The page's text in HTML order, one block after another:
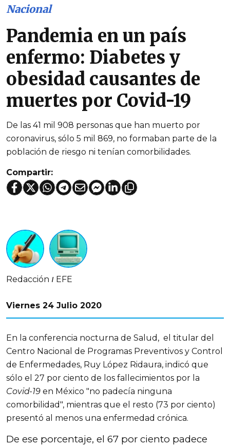
Nacional
Pandemia en un país
enfermo: Diabetes y
obesidad causantes de
muertes por Covid-19
De las 41 mil 908 personas que han muerto por
coronavirus, sólo 5 mil 869, no formaban parte de la
población de riesgo ni tenían comorbilidades.
Compartir:
Redacción | EFE
Viernes 24 Julio 2020
En la conferencia nocturna de Salud, el titular del
Centro Nacional de Programas Preventivos y Control
de Enfermedades, Ruy López Ridaura, indicó que
sólo el 27 por ciento de los fallecimientos por la
Covid-19 en México "no padecía ninguna
comorbilidad", mientras que el resto (73 por ciento)
presentó al menos una enfermedad crónica.
De ese porcentaje, el 67 por ciento padece